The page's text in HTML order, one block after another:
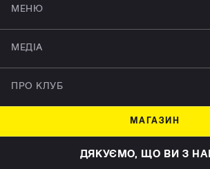
МЕНЮ
МЕДІА
ПРО КЛУБ
МАГАЗИН
ДЯКУЄМО, ЩО ВИ З